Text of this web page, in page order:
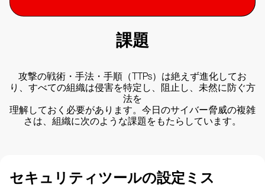
課題
攻撃の戦術・手法・手順（TTPs）は絶えず進化してお
り、すべての組織は侵害を特定し、阻止し、未然に防ぐ方
法を
理解しておく必要があります。今日のサイバー脅威の複雑
さは、組織に次のような課題をもたらしています。
セキュリティツールの設定ミス